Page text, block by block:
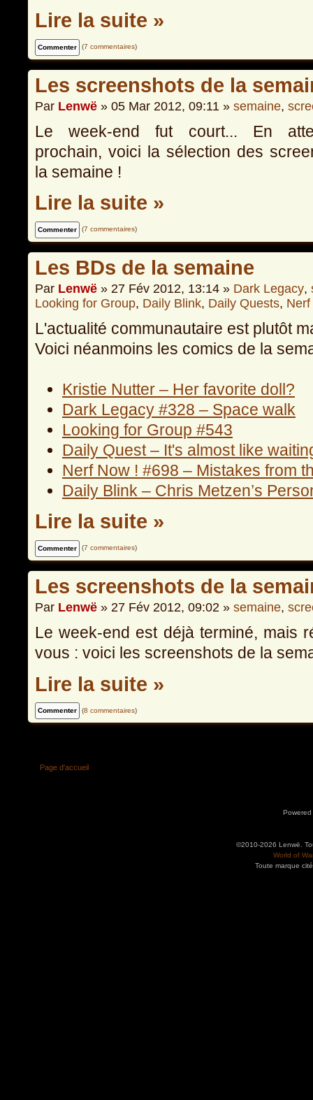
Lire la suite »
(7 commentaires)
Les screenshots de la
Par Lenwë » 05 Mar 2012, 09:11 » semaine,
Le week-end fut court... En
prochain, voici la sélection des
la semaine !
Lire la suite »
(7 commentaires)
Les BDs de la semaine
Par Lenwë » 27 Fév 2012, 13:14 » Dark Legacy,
Looking for Group, Daily Blink, Daily Quests,
L'actualité communautaire est plutôt
Voici néanmoins les comics de la
Kristie Nutter – Her favorite doll?
Dark Legacy #328 – Space walk
Looking for Group #543
Daily Quest – It's almost like
Nerf Now ! #698 – Mistakes from
Daily Blink – Chris Metzen’s
Lire la suite »
(7 commentaires)
Les screenshots de la
Par Lenwë » 27 Fév 2012, 09:02 » semaine,
Le week-end est déjà terminé, mais
vous : voici les screenshots de la
Lire la suite »
(8 commentaires)
Page d'accueil
©2010-2026 Lenwë.
World of
Toute marque